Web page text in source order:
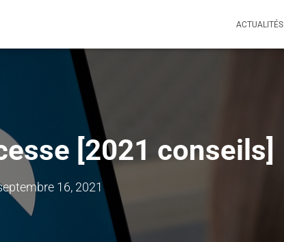
ACTUALITÉS
[2021 conseils]
16, 2021